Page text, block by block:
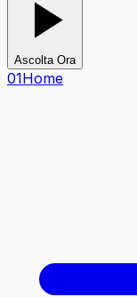
Ascolta Ora
01Home